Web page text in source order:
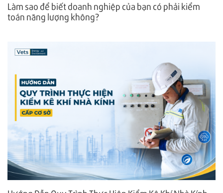
Làm sao để biết doanh nghiệp của bạn có phải kiểm
toán năng lượng không?